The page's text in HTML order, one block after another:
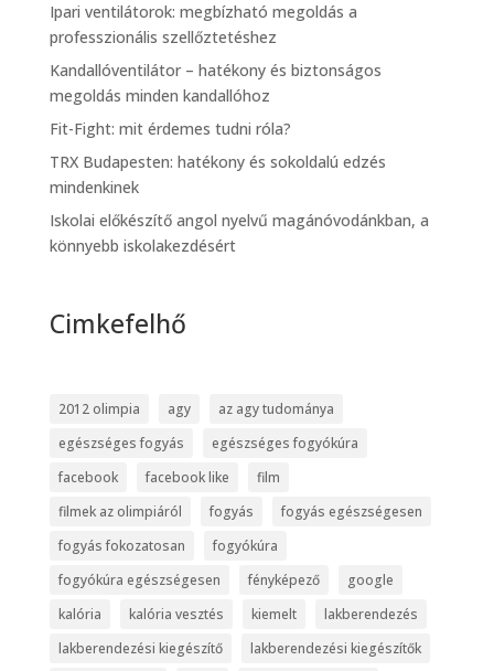
Ipari ventilátorok: megbízható megoldás a
professzionális szellőztetéshez
Kandallóventilátor – hatékony és biztonságos
megoldás minden kandallóhoz
Fit-Fight: mit érdemes tudni róla?
TRX Budapesten: hatékony és sokoldalú edzés
mindenkinek
Iskolai előkészítő angol nyelvű magánóvodánkban, a
könnyebb iskolakezdésért
Cimkefelhő
2012 olimpia agy
az agy tudománya
egészséges fogyás
egészséges fogyókúra
facebook
facebook like
film
filmek az olimpiáról
fogyás
fogyás egészségesen
fogyás fokozatosan
fogyókúra
fogyókúra egészségesen
fényképező
google
kalória
kalória vesztés kiemelt
lakberendezés
lakberendezési kiegészítő
lakberendezési kiegészítők